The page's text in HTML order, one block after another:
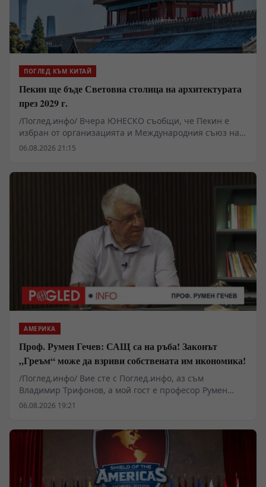
ПОГЛЕД КЪМ КИТАЙ
Пекин ще бъде Световна столица на архитектурата
през 2029 г.
/Поглед.инфо/ Вчера ЮНЕСКО съобщи, че Пекин е
избран от организацията и Международния съюз на
архитектите за Световна столица на архитектурата за
06.08.2026 21:15
АМЕРИКА
Проф. Румен Гечев: САЩ са на ръба! Законът
„Греъм“ може да взриви собствената им икономика!
/Поглед.инфо/ Вие сте с Поглед.инфо, аз съм
Владимир Трифонов, а мой гост е професор Румен
Гечев. Поводът за разговора е законопроектът
това ще бъде удар по Русия или ще се превърне в
тежък удар срещу самите Съединени щати и Европа?
Защо американската икономика вече е изправена
пред огромен държавен дълг, изчерпани
06.08.2026 19:21